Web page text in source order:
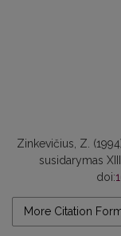
Zinkevičius, Z.
susidarymas
doi:
More Citation